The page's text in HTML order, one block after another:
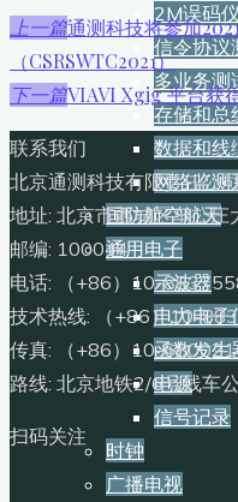
2M误码仪
信令协议
多业务测
存储和总
数据和线
网络监测
国防航空航天
通用电子
示波器
电力电子
函数发生
电源
信号记录
时钟
广播电视
上一篇通测科技将参加
（CSRSWTC2021）
下一篇VIAVI Xgig 平台获
联系我们
北京通测科技有限责任公
地址: 北京市西城区车公
邮编: 100044
电话: （+86）10-
技术热线: （+86）10-
传真: （+86）10-
路线: 北京地铁2/6号线车
扫码关注